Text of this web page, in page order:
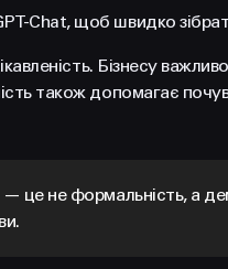
Chat, щоб швидко
Бізнесу
також допомагає
це не формальність, а